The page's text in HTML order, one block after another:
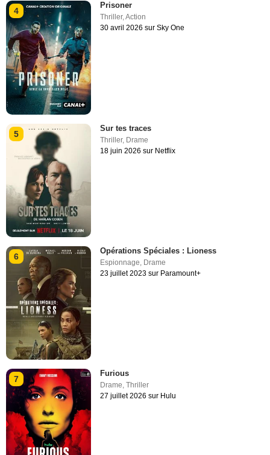
4
Prisoner
Thriller,Action
30 avril 2026 sur Sky One
5
Sur tes traces
Thriller, Drame
18 juin 2026 sur Netflix
6
Opérations Spéciales : Lioness
Espionnage, Drame
23 juillet 2023 sur Paramount+
7
Furious
Drame,Thriller
27 juillet 2026 sur Hulu